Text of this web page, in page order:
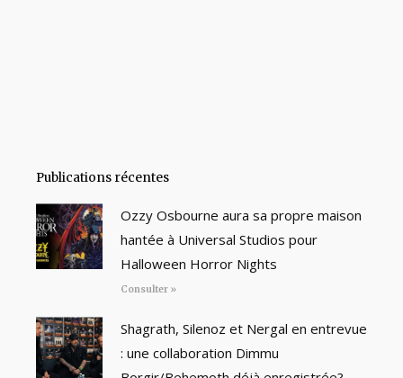
Publications récentes
Ozzy Osbourne aura sa propre maison
hantée à Universal Studios pour
Halloween Horror Nights
Consulter »
Shagrath, Silenoz et Nergal en entrevue
: une collaboration Dimmu